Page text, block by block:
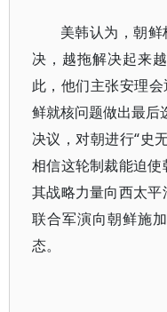
美韩认为，朝
决，越拖解决起来
此，他们主张安理
鲜就核问题做出最后
决议，对朝进行“史
相信这轮制裁能迫
其战略力量向西太
联合军演向朝鲜施
态。